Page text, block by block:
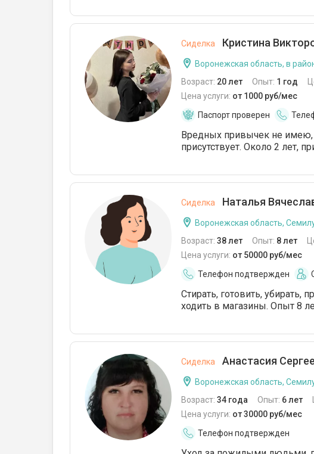
Сиделка Кристина
Воронежская область, в
Возраст: 20 лет Опыт: 1 год
Цена услуги: от 1000 руб/мес
Паспорт проверен
Вредных привычек не имею,
присутствует. Около 2 лет,
Сиделка Наталья
Воронежская область,
Возраст: 38 лет Опыт: 8 лет
Цена услуги: от 50000 руб/мес
Телефон подтвержден
Стирать, готовить,
ходить в магазины. Опыт 8
Сиделка Анастасия
Воронежская область,
Возраст: 34 года Опыт: 6 лет
Цена услуги: от 30000 руб/мес
Телефон подтвержден